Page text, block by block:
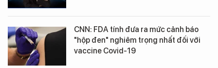
CNN: FDA tính đưa ra mức cảnh báo
"hộp đen" nghiêm trọng nhất đối với
vaccine Covid-19